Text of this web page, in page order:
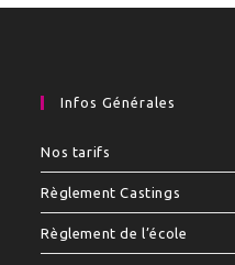
Infos Générales
Nos tarifs
Règlement Castings
Règlement de l’école